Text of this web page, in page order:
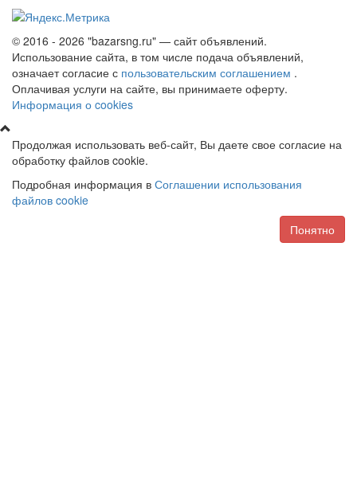
© 2016 - 2026 "bazarsng.ru" — сайт объявлений.
Использование сайта, в том числе подача объявлений,
означает согласие с пользовательским соглашением .
Оплачивая услуги на сайте, вы принимаете оферту.
Информация о cookies
Продолжая использовать веб-сайт, Вы даете свое согласие на
обработку файлов cookie.
Подробная информация в Соглашении использования
файлов cookie
Понятно